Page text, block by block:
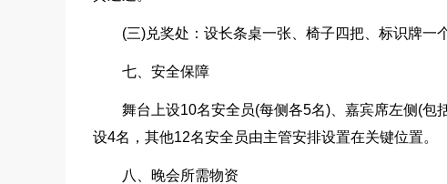
(三)兑奖处：设长条桌一张、椅子四把、标识牌一
七、安全保障
舞台上设10名安全员(每侧各5名)、嘉宾席左侧(
设4名，其他12名安全员由主管安排设置在关键位置。
八、晚会所需物资